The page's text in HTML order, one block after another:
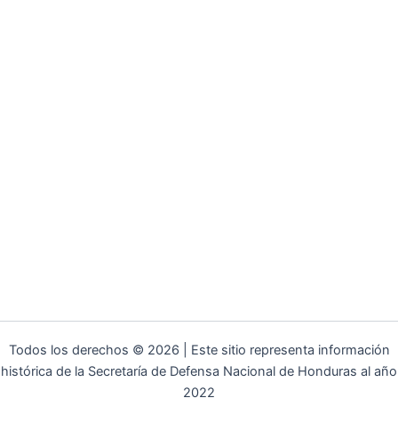
Todos los derechos © 2026 | Este sitio representa información
histórica de la Secretaría de Defensa Nacional de Honduras al año
2022